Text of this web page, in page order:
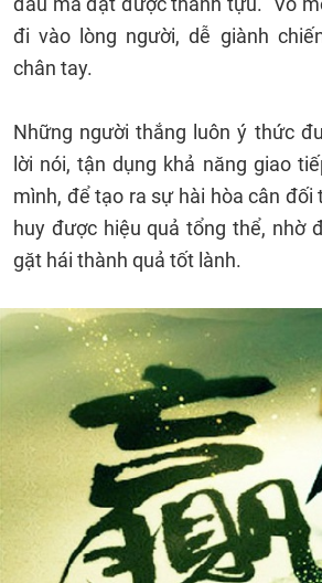
đi vào lòng người, dễ giành
chân tay.
Những người thắng luôn ý thức
lời nói, tận dụng khả năng giao
mình, để tạo ra sự hài hòa cân đối
huy được hiệu quả tổng thể, nhờ
gặt hái thành quả tốt lành.